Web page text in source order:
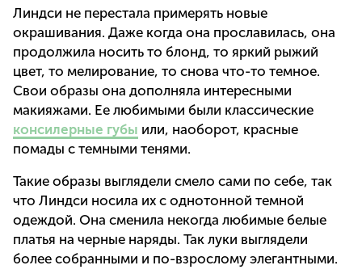
Линдси не перестала примерять новые
окрашивания. Даже когда она прославилась, она
продолжила носить то блонд, то яркий рыжий
цвет, то мелирование, то снова что-то темное.
Свои образы она дополняла интересными
макияжами. Ее любимыми были классические
консилерные губы или, наоборот, красные
помады с темными тенями.
Такие образы выглядели смело сами по себе, так
что Линдси носила их с однотонной темной
одеждой. Она сменила некогда любимые белые
платья на черные наряды. Так луки выглядели
более собранными и по-взрослому элегантными.